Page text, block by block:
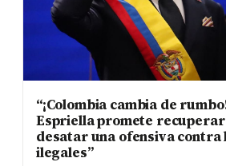
“¡Colombia cambia de
Espriella promete
desatar una ofensiva contra
ilegales”